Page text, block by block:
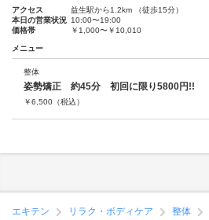
アクセス
益生駅から1.2km （徒歩15分）
本日の営業状況 10:00〜19:00
価格帯
￥1,000〜￥10,010
メニュー
整体
姿勢矯正 約45分 初回に限り5800円!!
￥6,500 （税込）
エキテン リラク・ボディケア 整体